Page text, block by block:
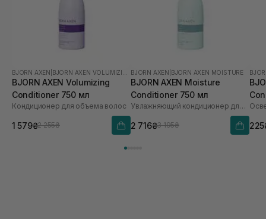
BJORN AXEN
BJORN AXEN Volumizing
Conditioner 750 мл
Кондиционер для объема волос
1 579₴2 255₴
BJORN AXEN BJORN AXEN MOISTURE
BJORN AXEN Moisture
Conditioner 750 мл
Увлажняющий кондиционер для волос
2 716₴3 195₴